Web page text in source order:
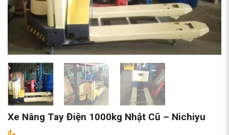
Xe Nâng Tay Điện 1000kg Nhật Cũ – Nichiyu
₫